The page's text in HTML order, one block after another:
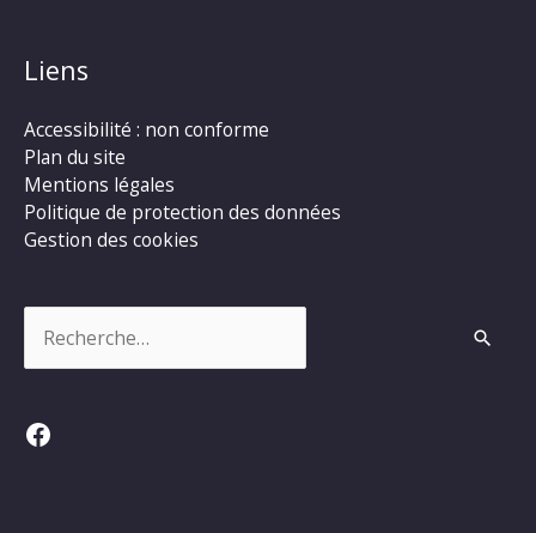
Liens
Accessibilité : non conforme
Plan du site
Mentions légales
Politique de protection des données
Gestion des cookies
Facebook